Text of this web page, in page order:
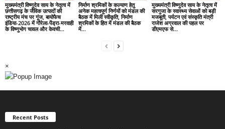
मुख्यमंत्री विष्णुदेव साय के नेतृत्व में
छत्तीसगढ़ के जैविक उत्पादों की
राष्ट्रीय मंच पर गूंज, बायोफैच
इंडिया-2026 में गौरेला-पेंड्रा-मरवाही
के विष्णुभोग चावल और केवची...
निर्माण श्रमिकों के कल्याण हेतु
अनेक महत्वपूर्ण निर्णयों को मंडल की
बैठक में मिली स्वीकृति, निर्माण
श्रमिकों के हित में मंडल की बैठक
में...
मुख्यमंत्री विष्णुदेव साय के नेतृत्व में
सरगुजा के स्वास्थ्य सेवाओं को बड़ी
मजबूती, पर्यटन एवं संस्कृति मंत्री
राजेश अग्रवाल की पहल पर
डीएमएफ से...
×
Recent Posts